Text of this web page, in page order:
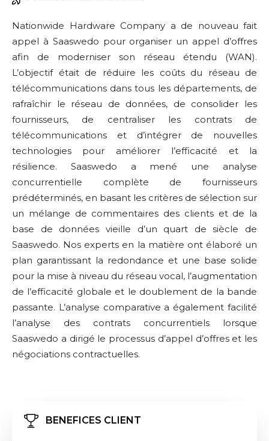
Nationwide Hardware Company a de nouveau fait
appel à Saaswedo pour organiser un appel d’offres
afin de moderniser son réseau étendu (WAN).
L’objectif était de réduire les coûts du réseau de
télécommunications dans tous les départements, de
rafraîchir le réseau de données, de consolider les
fournisseurs, de centraliser les contrats de
télécommunications et d’intégrer de nouvelles
technologies pour améliorer l’efficacité et la
résilience.​ Saaswedo a mené une analyse
concurrentielle complète de fournisseurs
prédéterminés, en basant les critères de sélection sur
un mélange de commentaires des clients et de la
base de données vieille d’un quart de siècle de
Saaswedo. Nos experts en la matière ont élaboré un
plan garantissant la redondance et une base solide
pour la mise à niveau du réseau vocal, l’augmentation
de l’efficacité globale et le doublement de la bande
passante. L’analyse comparative a également facilité
l’analyse des contrats concurrentiels lorsque
Saaswedo a dirigé le processus d’appel d’offres et les
négociations contractuelles.​
BENEFICES CLIENT